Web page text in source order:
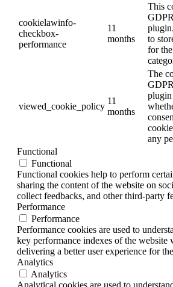
cookielawinfo-
checkbox-
performance
11
months
This
to
for
viewed_cookie_policy
11
months
The
plugin
any
Functional
Functional
Functional cookies help to perform
sharing the content of the website on
collect feedbacks, and other third-party
Performance
Performance
Performance cookies are used to
key performance indexes of the website
delivering a better user experience for
Analytics
Analytics
Analytical cookies are used to